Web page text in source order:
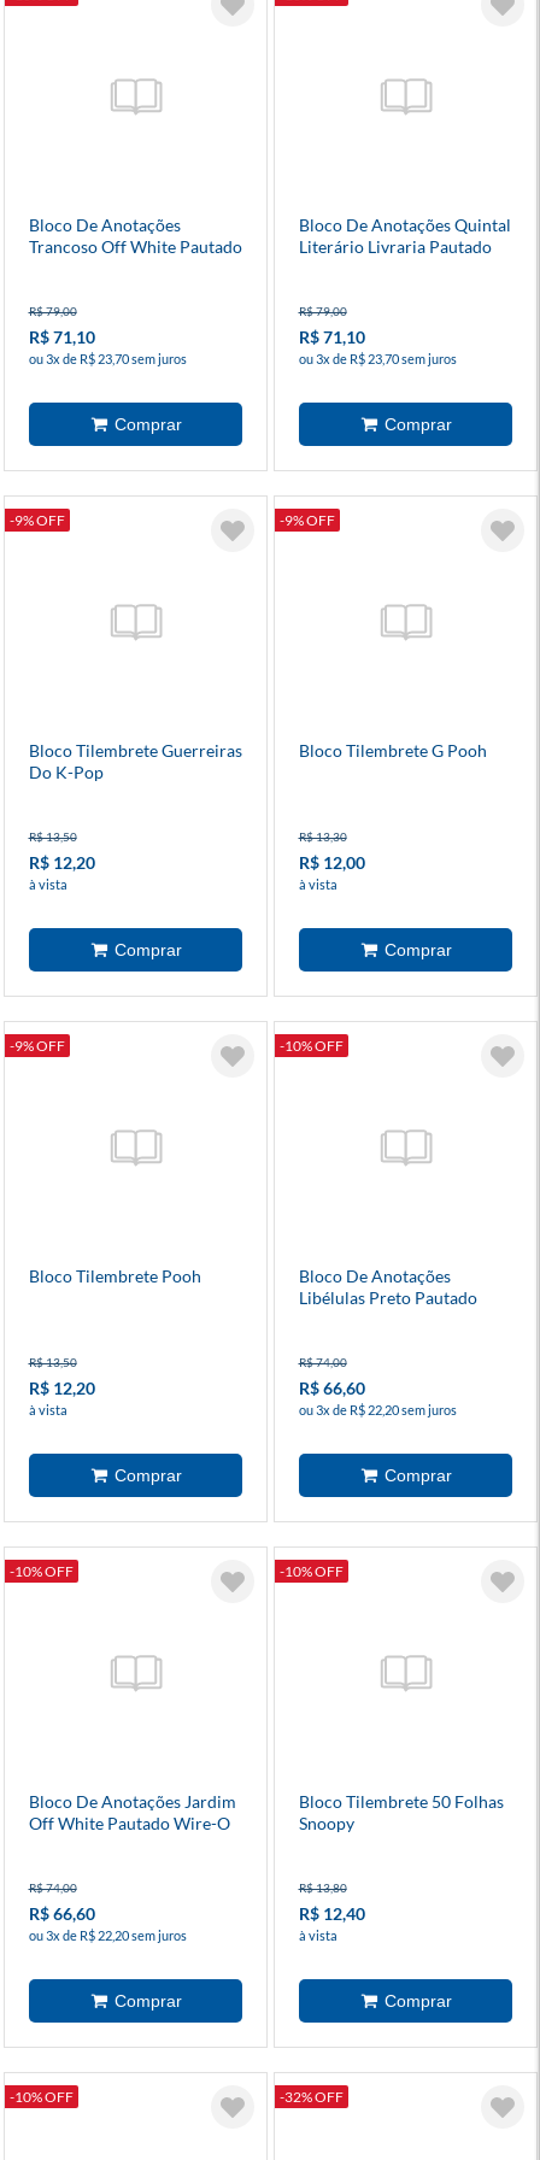
Bloco De Anotações
Trancoso Off White Pautado
R$ 79,00
R$ 71,10
ou 3x de R$ 23,70 sem juros
Bloco De Anotações Quintal
Literário Livraria Pautado
R$ 79,00
R$ 71,10
ou 3x de R$ 23,70 sem juros
-9% OFF
Bloco Tilembrete Guerreiras
Do K-Pop
R$ 13,50
R$ 12,20
à vista
-9% OFF
Bloco Tilembrete G Pooh
R$ 13,30
R$ 12,00
à vista
-9% OFF
Bloco Tilembrete Pooh
R$ 13,50
R$ 12,20
à vista
-10% OFF
Bloco De Anotações
Libélulas Preto Pautado
R$ 74,00
R$ 66,60
ou 3x de R$ 22,20 sem juros
-10% OFF
Bloco De Anotações Jardim
Off White Pautado Wire-O
R$ 74,00
R$ 66,60
ou 3x de R$ 22,20 sem juros
-10% OFF
Bloco Tilembrete 50 Folhas
Snoopy
R$ 13,80
R$ 12,40
à vista
-10% OFF -32% OFF